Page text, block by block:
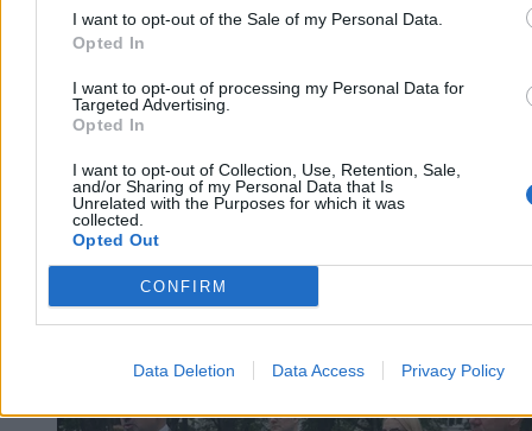
I want to opt-out of the Sale of my Personal Data.
Opted In
I want to opt-out of processing my Personal Data for
Targeted Advertising.
Opted In
I want to opt-out of Collection, Use, Retention, Sale,
and/or Sharing of my Personal Data that Is
Unrelated with the Purposes for which it was
collected.
Opted Out
CONFIRM
Data Deletion Data Access Privacy Policy
Reklama
Kraj